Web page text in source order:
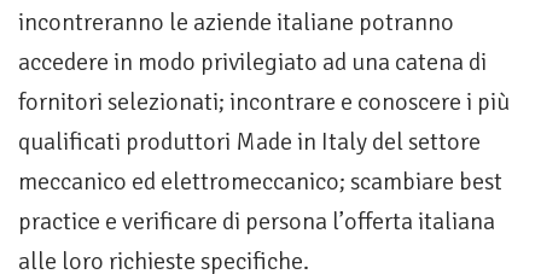
incontreranno le aziende italiane potranno
accedere in modo privilegiato ad una catena di
fornitori selezionati; incontrare e conoscere i più
qualificati produttori Made in Italy del settore
meccanico ed elettromeccanico; scambiare best
practice e verificare di persona l’offerta italiana
alle loro richieste specifiche.